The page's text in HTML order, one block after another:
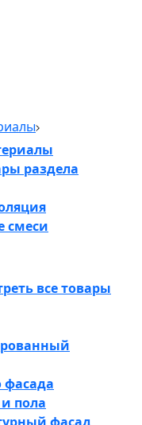
раздела
смеси
все товары
фасада
пола